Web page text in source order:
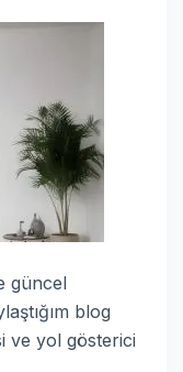
güncel
blog
ve yol gösterici